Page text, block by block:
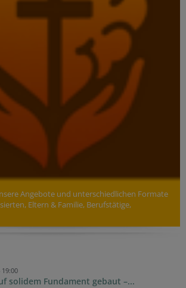
Angebote und unterschiedlichen Formate
Eltern & Familie, Berufstätige,
solidem Fundament gebaut –...